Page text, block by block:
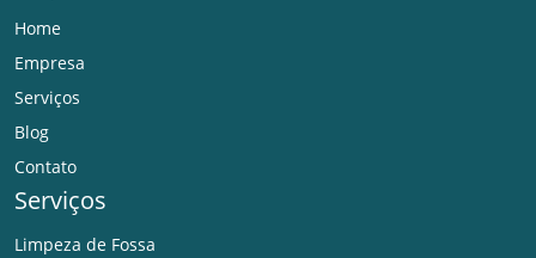
Home
Empresa
Serviços
Blog
Contato
Serviços
Limpeza de Fossa